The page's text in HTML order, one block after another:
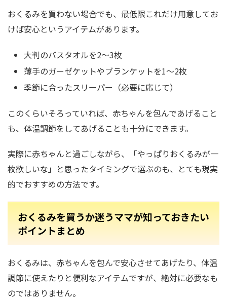
おくるみを買わない場合でも、最低限これだけ用意してお
けば安心というアイテムがあります。
大判のバスタオルを2〜3枚
薄手のガーゼケットやブランケットを1〜2枚
季節に合ったスリーパー（必要に応じて）
このくらいそろっていれば、赤ちゃんを包んであげること
も、体温調節をしてあげることも十分にできます。
実際に赤ちゃんと過ごしながら、「やっぱりおくるみが一
枚欲しいな」と思ったタイミングで選ぶのも、とても現実
的でおすすめの方法です。
おくるみを買うか迷うママが知っておきたい
ポイントまとめ
おくるみは、赤ちゃんを包んで安心させてあげたり、体温
調節に使えたりと便利なアイテムですが、絶対に必要なも
のではありません。